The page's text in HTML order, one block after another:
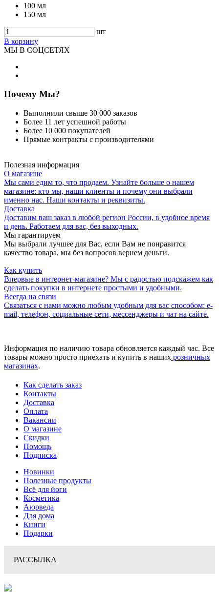
100 мл
150 мл
шт
В корзину
МЫ В СОЦСЕТЯХ
Почему Мы?
Выполнили свыше 30 000 заказов
Более 11 лет успешной работы
Более 10 000 покупателей
Прямые контракты с производителями
Полезная информация
О магазине
Мы сами едим то, что продаем. Узнайте больше о нашем
магазине: кто мы, наши клиенты и почему они выбрали
именно нас. Наши контакты и реквизиты.
Доставка
Доставим ваш заказ в любой регион России, в удобное время
и день. Работаем для вас, без выходных.
Мы гарантируем
Мы выбрали лучшее для Вас, если Вам не понравится
качество товара, мы без вопросов вернем деньги.
Как купить
Впервые в интернет-магазине? Мы с радостью подскажем как
сделать покупки в интернете простыми и удобными.
Всегда на связи
Связаться с нами можно любым удобным для вас способом: e-
mail, телефон, социальные сети, мессенджеры и чат на сайте.
Информация по наличию товара обновляется каждый час. Все
товары можно просто приехать и купить в наших розничных
магазинах.
Как сделать заказ
Контакты
Доставка
Оплата
Вакансии
О магазине
Скидки
Помощь
Подписка
Новинки
Полезные продукты
Всё для йоги
Косметика
Аюрведа
Для дома
Книги
Подарки
РАССЫЛКА